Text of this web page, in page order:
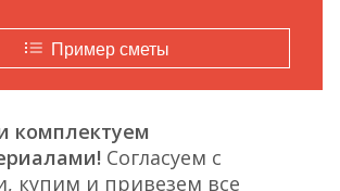
Пример сметы
комплектуем
Согласуем с
купим и привезем все